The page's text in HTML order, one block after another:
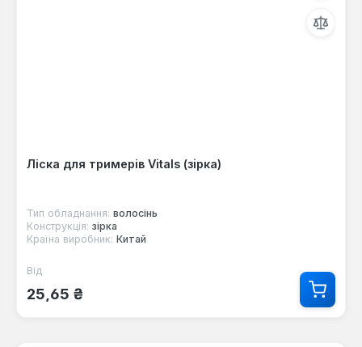
Ліска для тримерів Vitals (зiрка)
Тип обладнання: волосінь
Конструкція: зірка
Країна виробник: Китай
Звичайна ціна:
Від
25,65 ₴